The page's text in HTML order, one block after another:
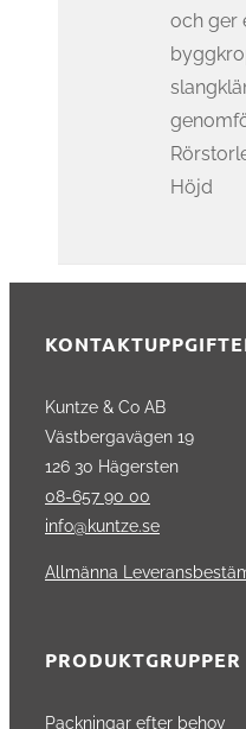
och ger
Höjd
Kuntze & Co AB
Västbergavägen 19
126 30 Hägersten
08-657 90 00
info@kuntze.se
Allmänna
PRODUKTGRUPPER
Packningar efter behov